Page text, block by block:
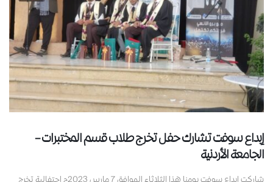
إبداع سوفت تشارك حفل تخرج طلاب قسم المختبرات –
الجامعة الأردنية
شاركت إبداع سوفت يومنا هذا الثلاثاء الموافق 7 مارس 2023م إحتفالية تخرج